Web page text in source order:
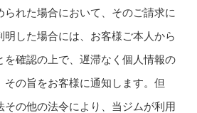
られた場合において、そのご請求に
明した場合には、お客様ご本人から
を確認の上で、遅滞なく個人情報の
その旨をお客様に通知します。但
その他の法令により、当ジムが利用